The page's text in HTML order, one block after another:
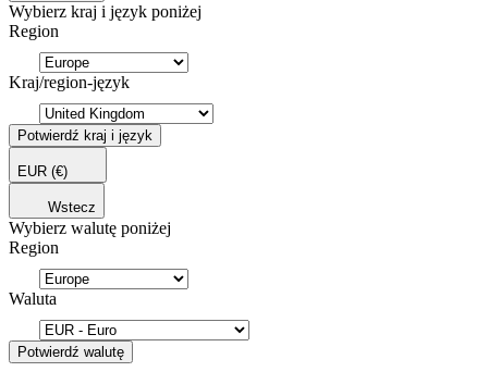
Wybierz kraj i język poniżej
Region
Kraj/region-język
Potwierdź kraj i język
EUR (€)
Wstecz
Wybierz walutę poniżej
Region
Waluta
Potwierdź walutę